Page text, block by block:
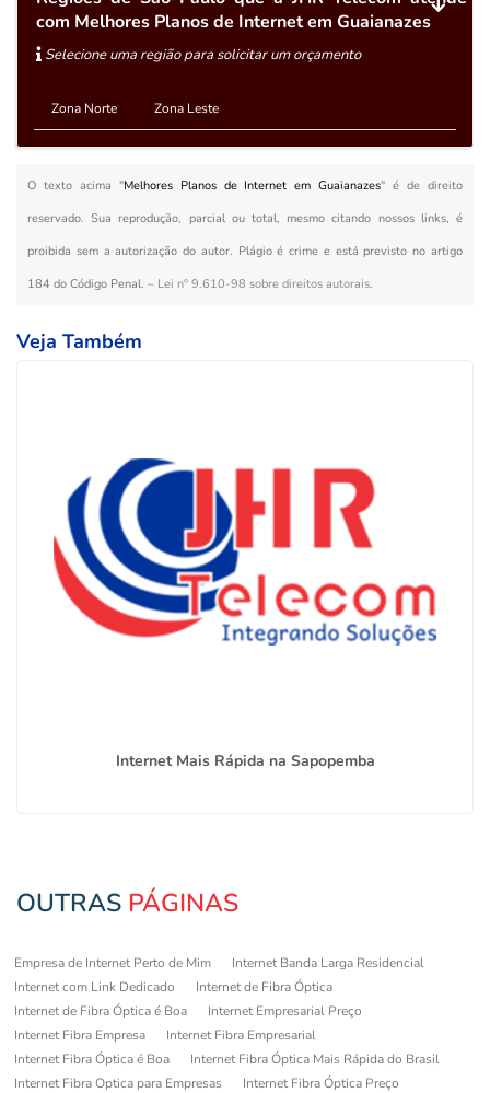
com Melhores Planos de Internet em Guaianazes
Selecione uma região para solicitar um orçamento
Zona Norte Zona Leste
O texto acima "Melhores Planos de Internet em Guaianazes" é de direito
reservado. Sua reprodução, parcial ou total, mesmo citando nossos links, é
proibida sem a autorização do autor. Plágio é crime e está previsto no artigo
184 do Código Penal. – Lei n° 9.610-98 sobre direitos autorais.
Veja Também
Internet Mais Rápida na Sapopemba
OUTRAS PÁGINAS
Empresa de Internet Perto de Mim
Internet Banda Larga Residencial
Internet com Link Dedicado
Internet de Fibra Óptica
Internet de Fibra Óptica é Boa
Internet Empresarial Preço
Internet Fibra Empresa
Internet Fibra Empresarial
Internet Fibra Óptica é Boa
Internet Fibra Óptica Mais Rápida do Brasil
Internet Fibra Optica para Empresas
Internet Fibra Óptica Preço